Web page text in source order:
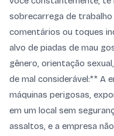
sobrecarrega de
comentários ou toques
alvo de piadas de mau
gênero, orientação
de mal considerável:** A
máquinas perigosas,
em um local sem
assaltos, e a empresa